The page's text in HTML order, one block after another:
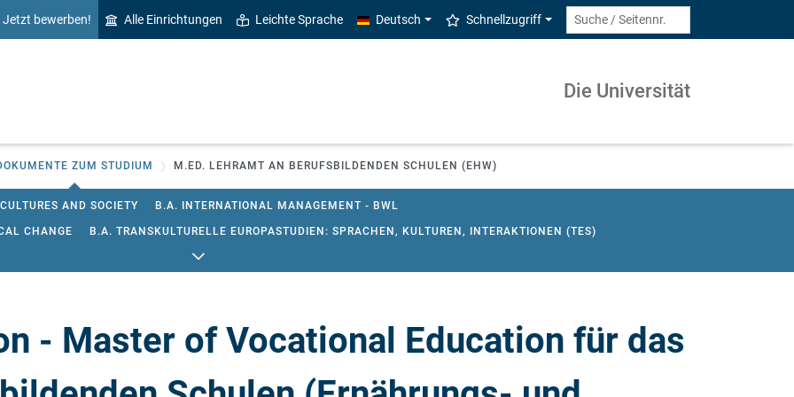
Jetzt bewerben! Alle Einrichtungen Leichte Sprache Deutsch Schnellzugriff
Die Universität
ZUM STUDIUM M.ED. LEHRAMT AN BERUFSBILDENDEN SCHULEN (EHW)
AND SOCIETY B.A. INTERNATIONAL MANAGEMENT - BWL
CHANGE B.A. TRANSKULTURELLE EUROPASTUDIEN: SPRACHEN, KULTUREN, INTERAKTIONEN (TES)
M.A. EUROPEAN STUDIES
M.ED. LEHRAMT AN GEMEINSCHAFTSSCHULEN M.ED. LEHRAMT AN GRUNDSCHULEN
FRIESISCH ERGÄNZUNGSFACH NIEDERDEUTSCH ZERTIFIKAT MATHEMATIK FACHFREMD UNTERRICHTEN
- Master of Vocational Education für das